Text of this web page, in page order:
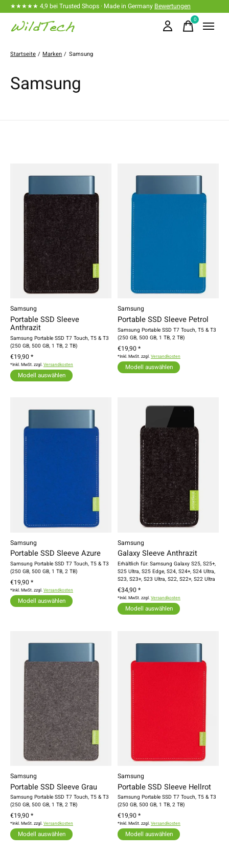
★★★★★ 4,9 bei Trusted Shops · Made in Germany Bewertungen
0items
Startseite / Marken / Samsung
Samsung
Samsung
Portable SSD Sleeve
Anthrazit
Samsung Portable SSD T7 Touch, T5 & T3
(250 GB, 500 GB, 1 TB, 2 TB)
€19,90 *
*Inkl. MwSt. zzgl.Versandkosten
Modell auswählen
Samsung
Portable SSD Sleeve Petrol
Samsung Portable SSD T7 Touch, T5 & T3
(250 GB, 500 GB, 1 TB, 2 TB)
€19,90 *
*Inkl. MwSt. zzgl.Versandkosten
Modell auswählen
Samsung
Portable SSD Sleeve Azure
Samsung Portable SSD T7 Touch, T5 & T3
(250 GB, 500 GB, 1 TB, 2 TB)
€19,90 *
*Inkl. MwSt. zzgl.Versandkosten
Modell auswählen
Samsung
Galaxy Sleeve Anthrazit
Erhältlich für: Samsung Galaxy S25, S25+,
S25 Ultra, S25 Edge, S24, S24+, S24 Ultra,
S23, S23+, S23 Ultra, S22, S22+, S22 Ultra
€34,90 *
*Inkl. MwSt. zzgl.Versandkosten
Modell auswählen
Samsung
Portable SSD Sleeve Grau
Samsung Portable SSD T7 Touch, T5 & T3
(250 GB, 500 GB, 1 TB, 2 TB)
€19,90 *
*Inkl. MwSt. zzgl.Versandkosten
Modell auswählen
Samsung
Portable SSD Sleeve Hellrot
Samsung Portable SSD T7 Touch, T5 & T3
(250 GB, 500 GB, 1 TB, 2 TB)
€19,90 *
*Inkl. MwSt. zzgl.Versandkosten
Modell auswählen